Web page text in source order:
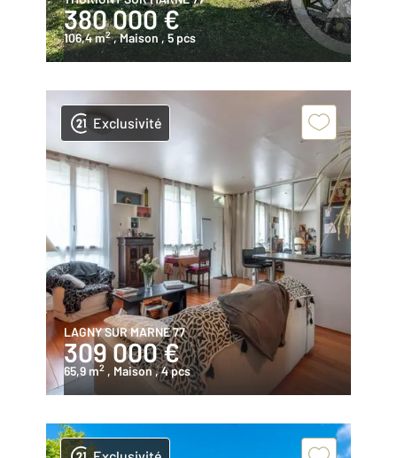
380 000 €
106,4 m2 , Maison , 5 pcs
Exclusivité
LAGNY SUR MARNE 77
309 000 €
65,9 m2 , Maison, 4 pcs